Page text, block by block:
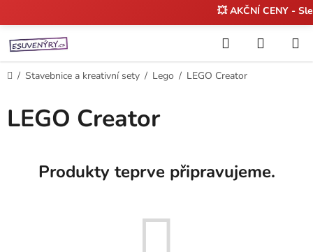
na
obsah
💥 AKČNÍ CENY -
Hledat
KOŠÍK
Domů
/ Stavebnice a kreativní sety / Lego / LEGO Creator
LEGO Creator
Produkty teprve připravujeme.